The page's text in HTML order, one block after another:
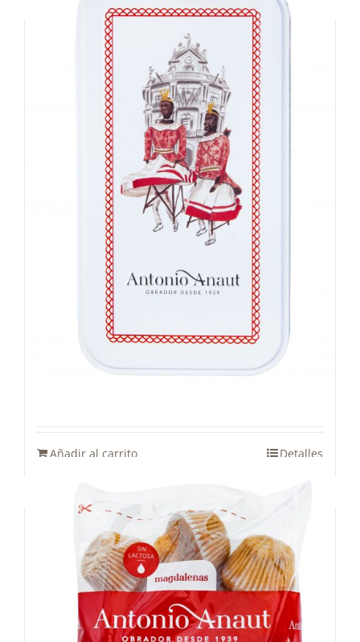
Lata Polvorones Los gigantes
Añadir al carrito Detalles